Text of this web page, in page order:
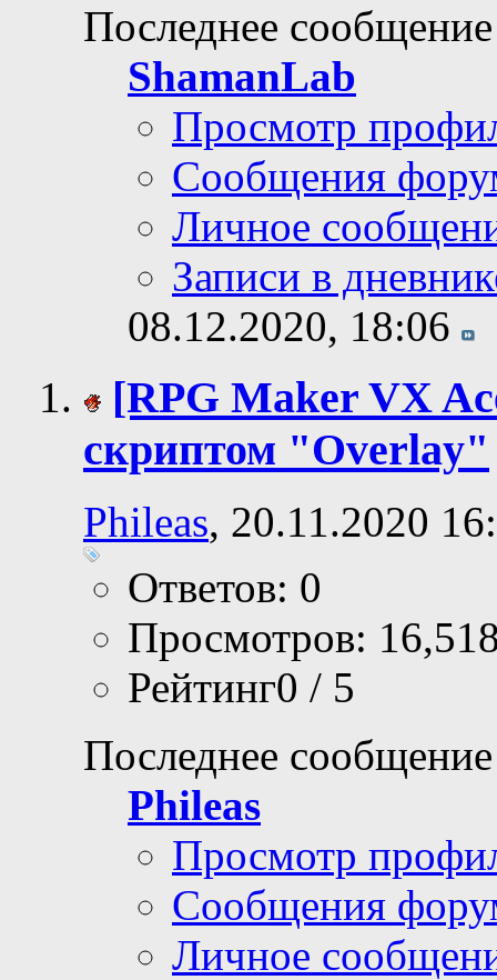
Последнее
ShamanLab
Просмотр
Сообщения
Личное
Записи в
08.12.2020, 18:06
[RPG Maker VX
скриптом "Overlay"
Phileas, 20.11.2020
Ответов: 0
Просмотров:
Рейтинг0 / 5
Последнее
Phileas
Просмотр
Сообщения
Личное